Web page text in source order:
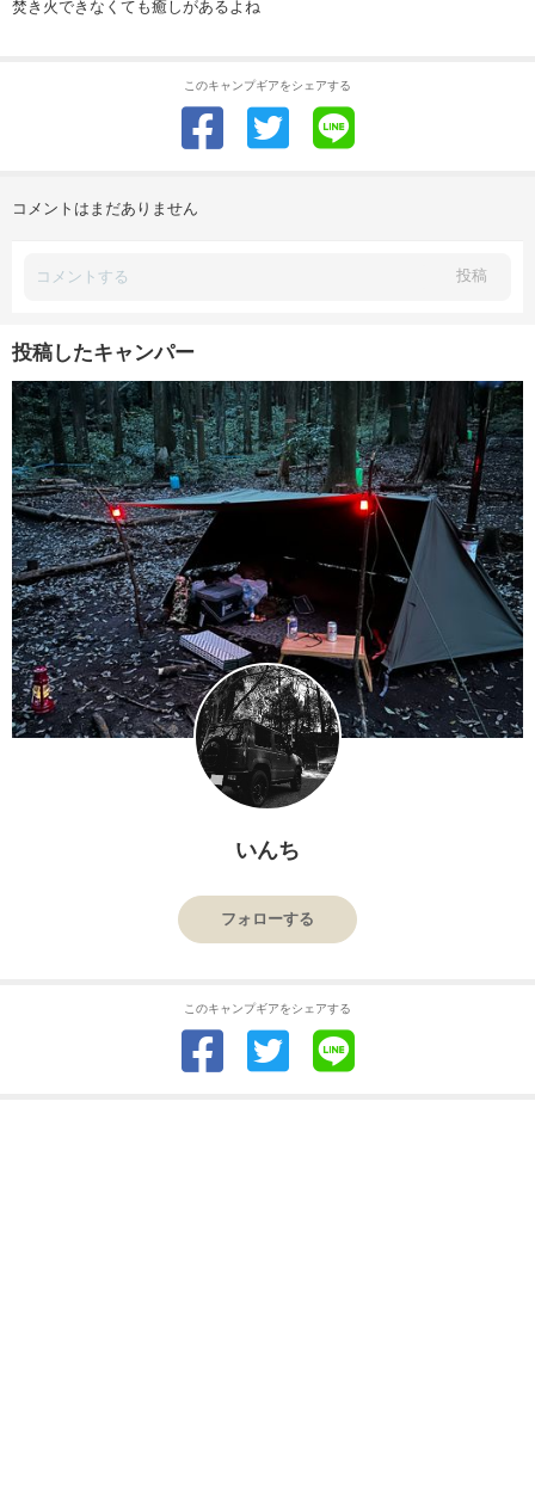
焚き火できなくても癒しがあるよね
このキャンプギアをシェアする
コメントはまだありません
投稿
投稿したキャンパー
いんち
フォローする
このキャンプギアをシェアする